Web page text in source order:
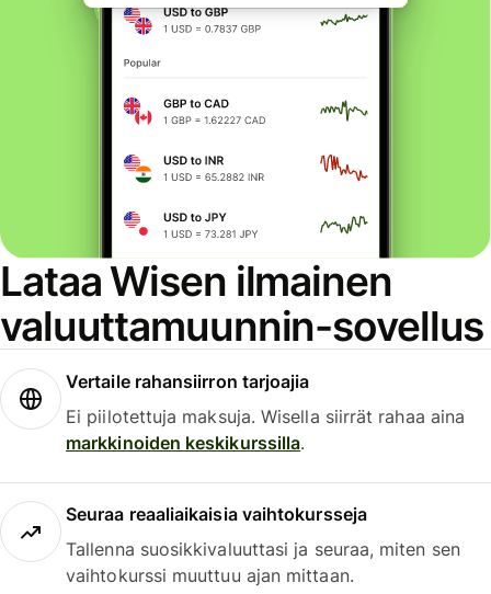
Lataa Wisen ilmainen
valuuttamuunnin-sovellus
Vertaile rahansiirron tarjoajia
Ei piilotettuja maksuja. Wisella siirrät rahaa aina
markkinoiden keskikurssilla.
Seuraa reaaliaikaisia vaihtokursseja
Tallenna suosikkivaluuttasi ja seuraa, miten sen
vaihtokurssi muuttuu ajan mittaan.